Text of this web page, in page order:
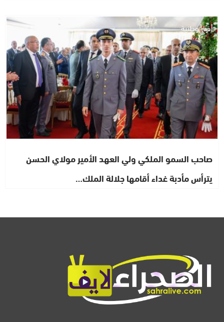
أخبار وطنية
صاحب السمو الملكي ولي العهد الأمير مولاي الحسن
يترأس مأدبة غداء أقامها جلالة الملك…